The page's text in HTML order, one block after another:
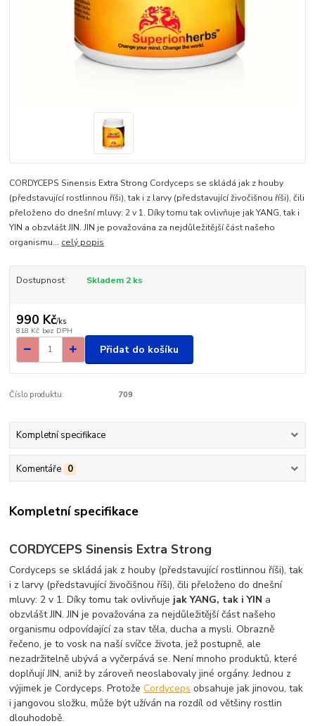
CORDYCEPS Sinensis Extra Strong Cordyceps se skládá jak z houby
(představující rostlinnou říši), tak i z larvy (představující živočišnou říši), čili
přeloženo do dnešní mluvy: 2 v 1. Díky tomu tak ovlivňuje jak YANG, tak i
YIN a obzvlášt JIN. JIN je považována za nejdůležitější část našeho
organismu... celý popis
Dostupnost Skladem 2 ks
990 Kč/ks
818 Kč bez DPH
Přidat do košíku
Číslo produktu: 709
Kompletní specifikace
Komentáře 0
Kompletní specifikace
CORDYCEPS Sinensis Extra Strong
Cordyceps se skládá jak z houby (představující rostlinnou říši), tak
i z larvy (představující živočišnou říši), čili přeloženo do dnešní
mluvy: 2 v 1. Díky tomu tak ovlivňuje jak YANG, tak i YIN a
obzvlášt JIN. JIN je považována za nejdůležitější část našeho
organismu odpovídající za stav těla, ducha a mysli. Obrazně
řečeno, je to vosk na naší svíčce života, jež postupně, ale
nezadržitelně ubývá a vyčerpává se. Není mnoho produktů, které
doplňují JIN, aniž by zároveň neoslabovaly jiné orgány. Jednou z
výjimek je Cordyceps. ProtožeCordyceps obsahuje jak jinovou, tak
i jangovou složku, může být užíván na rozdíl od většiny rostlin
dlouhodobě.